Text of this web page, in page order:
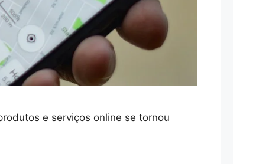
e serviços online se tornou